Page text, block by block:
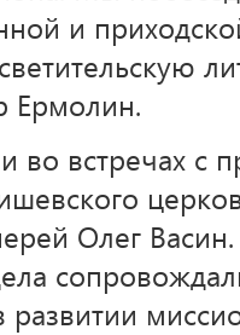
и
Ермолин.
во встречах с
Олег
развитии